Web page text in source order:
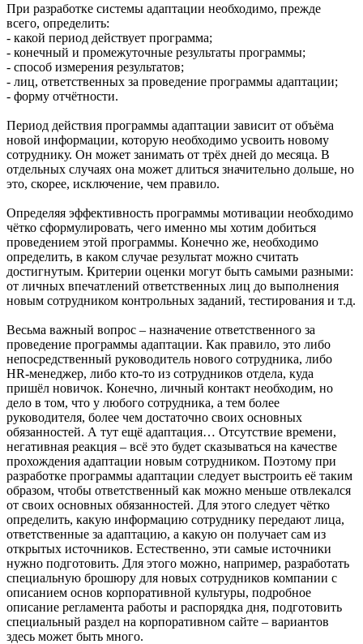
При разработке системы адаптации необходимо, прежде
всего, определить:
- какой период действует программа;
- конечный и промежуточные результаты программы;
- способ измерения результатов;
- лиц, ответственных за проведение программы адаптации;
- форму отчётности.
Период действия программы адаптации зависит от объёма
новой информации, которую необходимо усвоить новому
сотруднику. Он может занимать от трёх дней до месяца. В
отдельных случаях она может длиться значительно дольше, но
это, скорее, исключение, чем правило.
Определяя эффективность программы мотивации необходимо
чётко сформулировать, чего именно мы хотим добиться
проведением этой программы. Конечно же, необходимо
определить, в каком случае результат можно считать
достигнутым. Критерии оценки могут быть самыми разными:
от личных впечатлений ответственных лиц до выполнения
новым сотрудником контрольных заданий, тестирования и т.д.
Весьма важный вопрос – назначение ответственного за
проведение программы адаптации. Как правило, это либо
непосредственный руководитель нового сотрудника, либо
HR-менеджер, либо кто-то из сотрудников отдела, куда
пришёл новичок. Конечно, личный контакт необходим, но
дело в том, что у любого сотрудника, а тем более
руководителя, более чем достаточно своих основных
обязанностей. А тут ещё адаптация… Отсутствие времени,
негативная реакция – всё это будет сказываться на качестве
прохождения адаптации новым сотрудником. Поэтому при
разработке программы адаптации следует выстроить её таким
образом, чтобы ответственный как можно меньше отвлекался
от своих основных обязанностей. Для этого следует чётко
определить, какую информацию сотруднику передают лица,
ответственные за адаптацию, а какую он получает сам из
открытых источников. Естественно, эти самые источники
нужно подготовить. Для этого можно, например, разработать
специальную брошюру для новых сотрудников компании с
описанием основ корпоративной культуры, подробное
описание регламента работы и распорядка дня, подготовить
специальный раздел на корпоративном сайте – вариантов
здесь может быть много.